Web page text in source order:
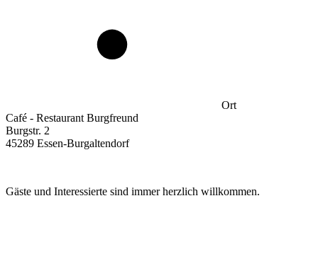
Ort
Café - Restaurant Burgfreund
Burgstr. 2
45289 Essen-Burgaltendorf
Gäste und Interessierte sind immer herzlich willkommen.